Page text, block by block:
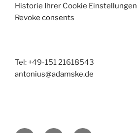
Historie Ihrer Cookie Einstellungen
Revoke consents
Tel: +49-151 21618543
antonius@adamske.de